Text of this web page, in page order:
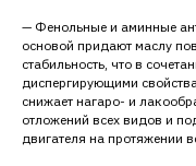
— Фенольные и аминные
основой придают маслу
стабильность, что в
диспергирующими
снижает нагаро- и
отложений всех видов и
двигателя на протяжении